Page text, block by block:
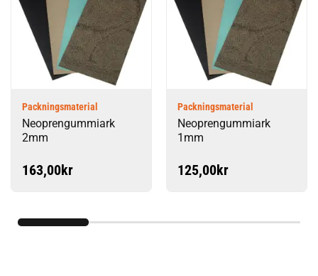
Packningsmaterial
Neoprengummiark
2mm
163,00kr
Packningsmaterial
Neoprengummiark
1mm
125,00kr